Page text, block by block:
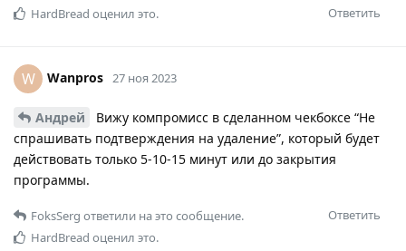
Ответить
HardBread оценил это.
W Wanpros 27 ноя 2023
Андрей
Вижу компромисс в сделанном чекбоксе “Не
спрашивать подтверждения на удаление”, который будет
действовать только 5-10-15 минут или до закрытия
программы.
Ответить
FoksSerg ответили на это сообщение.
HardBread оценил это.